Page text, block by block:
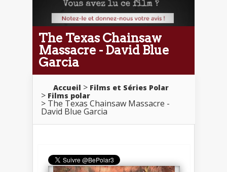
The Texas Chainsaw
Massacre - David Blue
Garcia
Accueil
Films et Séries Polar
Films polar
The Texas Chainsaw Massacre -
David Blue Garcia